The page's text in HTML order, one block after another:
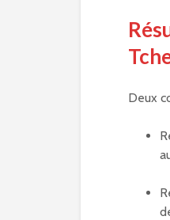
Deux